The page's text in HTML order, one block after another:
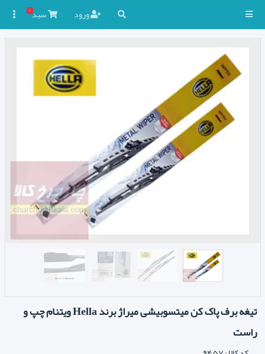
ورود سبد۰
تیغه برف پاک کن میتسوبیشی میراژ برند Hella ویتنام چپ و
راست